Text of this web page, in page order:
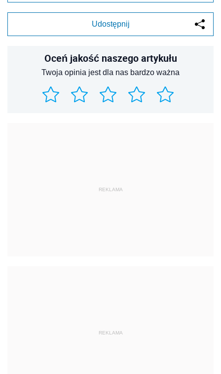
Udostępnij
Oceń jakość naszego artykułu
Twoja opinia jest dla nas bardzo ważna
REKLAMA
REKLAMA